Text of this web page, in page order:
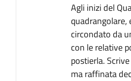
Agli inizi del
quadrangolare,
circondato da
con le relative
postierla.
ma raffinata